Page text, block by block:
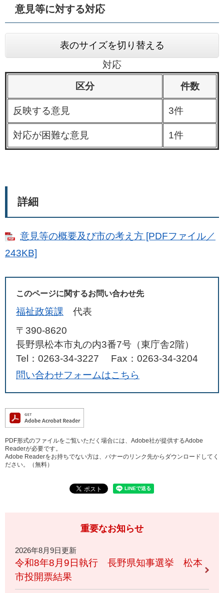
意見等に対する対応
表のサイズを切り替える
対応
区分 件数
反映する意見 3件
対応が困難な意見 1件
詳細
意見等の概要及び市の考え方 [PDFファイル／
243KB]
このページに関するお問い合わせ先
福祉政策課
代表
〒390-8620
長野県松本市丸の内3番7号（東庁舎2階）
Tel：0263-34-3227
Fax：0263-34-3204
問い合わせフォームはこちら
PDF形式のファイルをご覧いただく場合には、Adobe社が提供するAdobe
Readerが必要です。
Adobe Readerをお持ちでない方は、バナーのリンク先からダウンロードしてく
ださい。（無料）
重要なお知らせ
2026年8月9日更新
令和8年8月9日執行 長野県知事選挙 松本
市投開票結果